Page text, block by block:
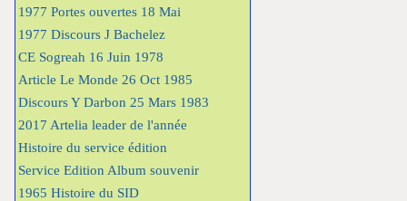
1977 Portes ouvertes 18 Mai
1977 Discours J Bachelez
CE Sogreah 16 Juin 1978
Article Le Monde 26 Oct 1985
Discours Y Darbon 25 Mars 1983
2017 Artelia leader de l'année
Histoire du service édition
Service Edition Album souvenir
1965 Histoire du SID